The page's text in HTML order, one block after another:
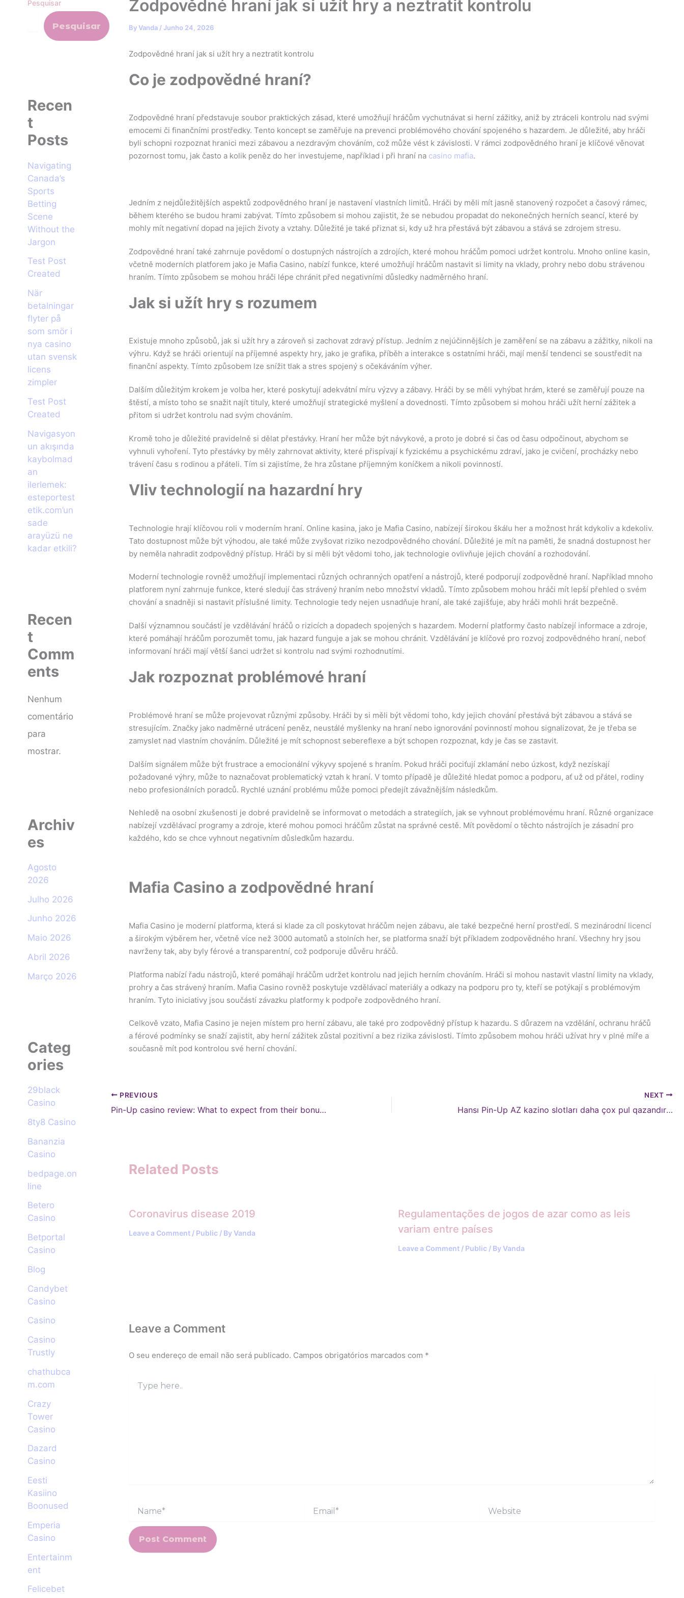
Pesquisar
Pesquisar
Recen
t
Posts
Navigating
Canada’s
Sports
Betting
Scene
Without the
Jargon
Test Post
Created
När
betalningar
flyter på
som smör i
nya casino
utan svensk
licens
zimpler
Test Post
Created
Navigasyon
un akışında
kaybolmad
an
ilerlemek:
esteportest
etik.com’un
sade
arayüzü ne
kadar etkili?
Recen
t
Comm
ents
Nenhum
comentário
para
mostrar.
Archiv
es
Agosto
2026
Julho 2026
Junho 2026
Maio 2026
Abril 2026
Março 2026
Categ
ories
29black
Casino
8ty8 Casino
Bananzia
Casino
bedpage.on
line
Betero
Casino
Betportal
Casino
Blog
Candybet
Casino
Casino
Casino
Trustly
chathubca
m.com
Crazy
Tower
Сasino
Dazard
Casino
Eesti
Kasiino
Boonused
Emperia
Casino
Entertainm
ent
Felicebet
Zodpovědné hraní jak si užít hry a neztratit kontrolu
ByVanda /Junho 24, 2026
Zodpovědné hraní jak si užít hry a neztratit kontrolu
Co je zodpovědné hraní?
Zodpovědné hraní představuje soubor praktických zásad, které umožňují hráčům vychutnávat si herní zážitky, aniž by ztráceli kontrolu nad svými
emocemi či finančními prostředky. Tento koncept se zaměřuje na prevenci problémového chování spojeného s hazardem. Je důležité, aby hráči
byli schopni rozpoznat hranici mezi zábavou a nezdravým chováním, což může vést k závislosti. V rámci zodpovědného hraní je klíčové věnovat
pozornost tomu, jak často a kolik peněz do her investujeme, například i při hraní na casino mafia.
Jedním z nejdůležitějších aspektů zodpovědného hraní je nastavení vlastních limitů. Hráči by měli mít jasně stanovený rozpočet a časový rámec,
během kterého se budou hrami zabývat. Tímto způsobem si mohou zajistit, že se nebudou propadat do nekonečných herních seancí, které by
mohly mít negativní dopad na jejich životy a vztahy. Důležité je také přiznat si, kdy už hra přestává být zábavou a stává se zdrojem stresu.
Zodpovědné hraní také zahrnuje povědomí o dostupných nástrojích a zdrojích, které mohou hráčům pomoci udržet kontrolu. Mnoho online kasin,
včetně moderních platforem jako je Mafia Casino, nabízí funkce, které umožňují hráčům nastavit si limity na vklady, prohry nebo dobu strávenou
hraním. Tímto způsobem se mohou hráči lépe chránit před negativními důsledky nadměrného hraní.
Jak si užít hry s rozumem
Existuje mnoho způsobů, jak si užít hry a zároveň si zachovat zdravý přístup. Jedním z nejúčinnějších je zaměření se na zábavu a zážitky, nikoli na
výhru. Když se hráči orientují na příjemné aspekty hry, jako je grafika, příběh a interakce s ostatními hráči, mají menší tendenci se soustředit na
finanční aspekty. Tímto způsobem lze snížit tlak a stres spojený s očekáváním výher.
Dalším důležitým krokem je volba her, které poskytují adekvátní míru výzvy a zábavy. Hráči by se měli vyhýbat hrám, které se zaměřují pouze na
štěstí, a místo toho se snažit najít tituly, které umožňují strategické myšlení a dovednosti. Tímto způsobem si mohou hráči užít herní zážitek a
přitom si udržet kontrolu nad svým chováním.
Kromě toho je důležité pravidelně si dělat přestávky. Hraní her může být návykové, a proto je dobré si čas od času odpočinout, abychom se
vyhnuli vyhoření. Tyto přestávky by měly zahrnovat aktivity, které přispívají k fyzickému a psychickému zdraví, jako je cvičení, procházky nebo
trávení času s rodinou a přáteli. Tím si zajistíme, že hra zůstane příjemným koníčkem a nikoli povinností.
Vliv technologií na hazardní hry
Technologie hrají klíčovou roli v moderním hraní. Online kasina, jako je Mafia Casino, nabízejí širokou škálu her a možnost hrát kdykoliv a kdekoliv.
Tato dostupnost může být výhodou, ale také může zvyšovat riziko nezodpovědného chování. Důležité je mít na paměti, že snadná dostupnost her
by neměla nahradit zodpovědný přístup. Hráči by si měli být vědomi toho, jak technologie ovlivňuje jejich chování a rozhodování.
Moderní technologie rovněž umožňují implementaci různých ochranných opatření a nástrojů, které podporují zodpovědné hraní. Například mnoho
platforem nyní zahrnuje funkce, které sledují čas strávený hraním nebo množství vkladů. Tímto způsobem mohou hráči mít lepší přehled o svém
chování a snadněji si nastavit příslušné limity. Technologie tedy nejen usnadňuje hraní, ale také zajišťuje, aby hráči mohli hrát bezpečně.
Další významnou součástí je vzdělávání hráčů o rizicích a dopadech spojených s hazardem. Moderní platformy často nabízejí informace a zdroje,
které pomáhají hráčům porozumět tomu, jak hazard funguje a jak se mohou chránit. Vzdělávání je klíčové pro rozvoj zodpovědného hraní, neboť
informovaní hráči mají větší šanci udržet si kontrolu nad svými rozhodnutími.
Jak rozpoznat problémové hraní
Problémové hraní se může projevovat různými způsoby. Hráči by si měli být vědomi toho, kdy jejich chování přestává být zábavou a stává se
stresujícím. Značky jako nadměrné utrácení peněz, neustálé myšlenky na hraní nebo ignorování povinností mohou signalizovat, že je třeba se
zamyslet nad vlastním chováním. Důležité je mít schopnost sebereflexe a být schopen rozpoznat, kdy je čas se zastavit.
Dalším signálem může být frustrace a emocionální výkyvy spojené s hraním. Pokud hráči pociťují zklamání nebo úzkost, když nezískají
požadované výhry, může to naznačovat problematický vztah k hraní. V tomto případě je důležité hledat pomoc a podporu, ať už od přátel, rodiny
nebo profesionálních poradců. Rychlé uznání problému může pomoci předejít závažnějším následkům.
Nehledě na osobní zkušenosti je dobré pravidelně se informovat o metodách a strategiích, jak se vyhnout problémovému hraní. Různé organizace
nabízejí vzdělávací programy a zdroje, které mohou pomoci hráčům zůstat na správné cestě. Mít povědomí o těchto nástrojích je zásadní pro
každého, kdo se chce vyhnout negativním důsledkům hazardu.
Mafia Casino a zodpovědné hraní
Mafia Casino je moderní platforma, která si klade za cíl poskytovat hráčům nejen zábavu, ale také bezpečné herní prostředí. S mezinárodní licencí
a širokým výběrem her, včetně více než 3000 automatů a stolních her, se platforma snaží být příkladem zodpovědného hraní. Všechny hry jsou
navrženy tak, aby byly férové a transparentní, což podporuje důvěru hráčů.
Platforma nabízí řadu nástrojů, které pomáhají hráčům udržet kontrolu nad jejich herním chováním. Hráči si mohou nastavit vlastní limity na vklady,
prohry a čas strávený hraním. Mafia Casino rovněž poskytuje vzdělávací materiály a odkazy na podporu pro ty, kteří se potýkají s problémovým
hraním. Tyto iniciativy jsou součástí závazku platformy k podpoře zodpovědného hraní.
Celkově vzato, Mafia Casino je nejen místem pro herní zábavu, ale také pro zodpovědný přístup k hazardu. S důrazem na vzdělání, ochranu hráčů
a férové podmínky se snaží zajistit, aby herní zážitek zůstal pozitivní a bez rizika závislosti. Tímto způsobem mohou hráči užívat hry v plné míře a
současně mít pod kontrolou své herní chování.
PREVIOUS
Pin-Up casino review: What to expect from their bonuses and game variety
NEXT
Hansı Pin-Up AZ kazino slotları daha çox pul qazandırır?
Related Posts
Coronavirus disease 2019
Leave a Comment / Public / ByVanda
Regulamentações de jogos de azar como as leis
variam entre países
Leave a Comment / Public / ByVanda
Leave a Comment
O seu endereço de email não será publicado. Campos obrigatórios marcados com *
here..